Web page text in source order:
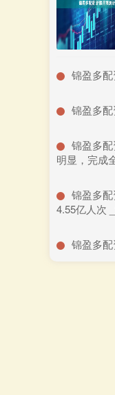
锦盈多
锦盈多
锦盈多
明显，完成
锦盈多
4.55亿人次
锦盈多